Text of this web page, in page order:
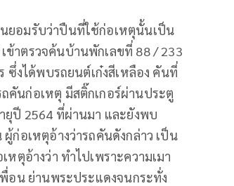
ยอมรับว่าปืนที่ใช้ก่อเหตุนั้นเป็น
าตรวจค้นบ้านพักเลขที่ 88 / 233
ซึ่งได้พบรถยนต์เก๋งสีเหลือง คันที่
คันก่อเหตุ มีสติ๊กเกอร์ผ่านประตู
ปี 2564 ที่ผ่านมา และยังพบ
ก่อเหตุอ้างว่ารถคันดังกล่าว เป็น
ตุอ้างว่า ทำไปเพราะความเมา
อน ย่านพระประแดงจนกระทั่ง